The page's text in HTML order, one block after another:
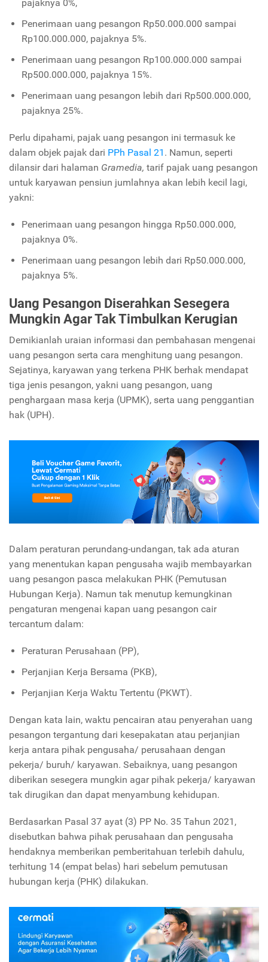
pajaknya 0%,
Penerimaan uang pesangon Rp50.000.000 sampai
Rp100.000.000, pajaknya 5%.
Penerimaan uang pesangon Rp100.000.000 sampai
Rp500.000.000, pajaknya 15%.
Penerimaan uang pesangon lebih dari Rp500.000.000,
pajaknya 25%.
Perlu dipahami, pajak uang pesangon ini termasuk ke
dalam objek pajak dari PPh Pasal 21 . Namun, seperti
dilansir dari halaman Gramedia, tarif pajak uang pesangon
untuk karyawan pensiun jumlahnya akan lebih kecil lagi,
yakni:
Penerimaan uang pesangon hingga Rp50.000.000,
pajaknya 0%.
Penerimaan uang pesangon lebih dari Rp50.000.000,
pajaknya 5%.
Uang Pesangon Diserahkan Sesegera
Mungkin Agar Tak Timbulkan Kerugian
Demikianlah uraian informasi dan pembahasan mengenai
uang pesangon serta cara menghitung uang pesangon.
Sejatinya, karyawan yang terkena PHK berhak mendapat
tiga jenis pesangon, yakni uang pesangon, uang
penghargaan masa kerja (UPMK), serta uang penggantian
hak (UPH).
Dalam peraturan perundang-undangan, tak ada aturan
yang menentukan kapan pengusaha wajib membayarkan
uang pesangon pasca melakukan PHK (Pemutusan
Hubungan Kerja). Namun tak menutup kemungkinan
pengaturan mengenai kapan uang pesangon cair
tercantum dalam:
Peraturan Perusahaan (PP),
Perjanjian Kerja Bersama (PKB),
Perjanjian Kerja Waktu Tertentu (PKWT).
Dengan kata lain, waktu pencairan atau penyerahan uang
pesangon tergantung dari kesepakatan atau perjanjian
kerja antara pihak pengusaha/ perusahaan dengan
pekerja/ buruh/ karyawan. Sebaiknya, uang pesangon
diberikan sesegera mungkin agar pihak pekerja/ karyawan
tak dirugikan dan dapat menyambung kehidupan.
Berdasarkan Pasal 37 ayat (3) PP No. 35 Tahun 2021,
disebutkan bahwa pihak perusahaan dan pengusaha
hendaknya memberikan pemberitahuan terlebih dahulu,
terhitung 14 (empat belas) hari sebelum pemutusan
hubungan kerja (PHK) dilakukan.